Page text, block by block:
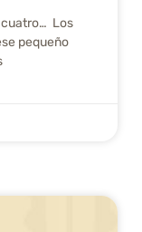
cuatro… Los
pequeño